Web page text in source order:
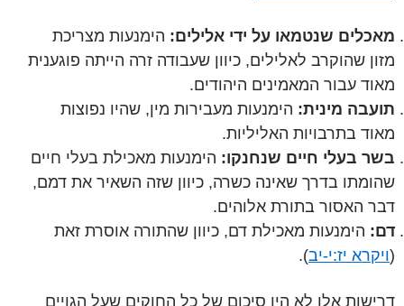
מאכלים שנטמאו על ידי אלילים: הימנעות מצריכת
מזון שהוקרב לאלילים, כיוון שעבודה זרה הייתה פוגענית
מאוד עבור המאמינים היהודים.
תועבה מינית: הימנעות מעבירות מין, שהיו נפוצות
מאוד בתרבויות האליליות.
בשר בעלי חיים שנחנקו: הימנעות מאכילת בעלי חיים
שהומתו בדרך שאינה כשרה, כיוון שזה השאיר את דמם,
דבר האסור בתורת אלוהים.
דם: הימנעות מאכילת דם, כיוון שהתורה אוסרת זאת
(ויקרא יז:י-יב).
דרישות אלו לא היו סיכום של כל החוקים שעל הגויים